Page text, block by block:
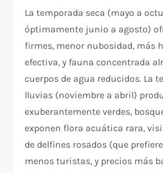
La temporada seca (mayo a
óptimamente junio a agosto)
firmes, menor nubosidad, más
efectiva, y fauna concentrada
cuerpos de agua reducidos. La
lluvias (noviembre a abril)
exuberantemente verdes,
exponen flora acuática rara,
de delfines rosados (que
menos turistas, y precios más